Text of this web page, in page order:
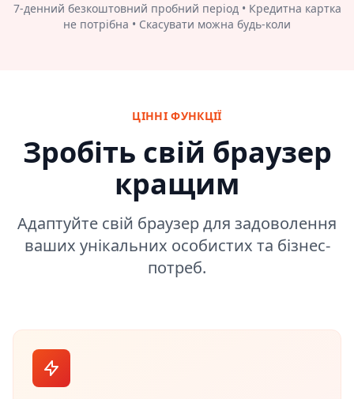
7-денний безкоштовний пробний період • Кредитна картка
не потрібна • Скасувати можна будь-коли
ЦІННІ ФУНКЦІЇ
Зробіть свій браузер
кращим
Адаптуйте свій браузер для задоволення
ваших унікальних особистих та бізнес-
потреб.